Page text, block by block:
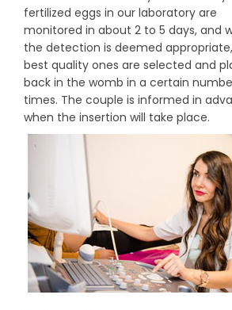
fertilized eggs in our laboratory are
monitored in about 2 to 5 days, and
the detection is deemed
best quality ones are selected and
back in the womb in a certain
times. The couple is informed in
when the insertion will take place.